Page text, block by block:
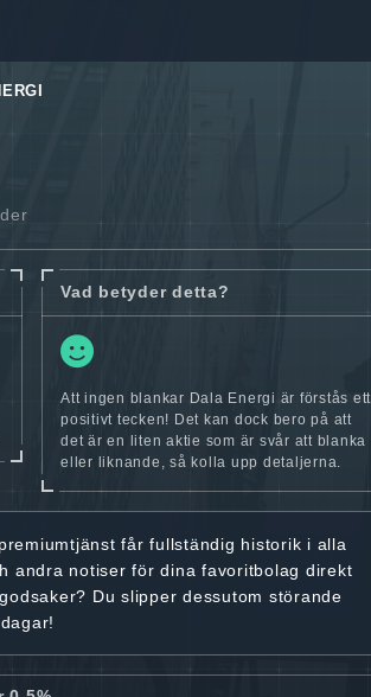
Vad betyder detta?
Att ingen blankar Dala Energi är förstås ett
positivt tecken! Det kan dock bero på att
det är en liten aktie som är svår att blanka
eller liknande, så kolla upp detaljerna.
fårfullständig historik i alla
andra notiser för dina favoritbolag direkt
Du slipper dessutom störande